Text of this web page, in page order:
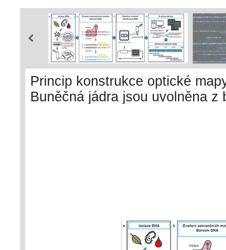
Princip konstrukce optické
Buněčná jádra jsou uvolněna